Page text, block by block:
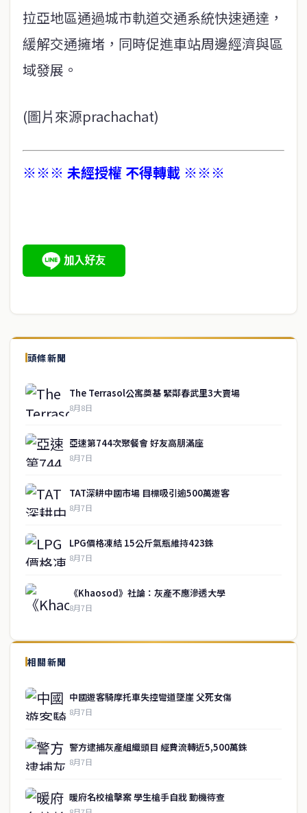
拉亞地區通過城市軌道交通系統快速通達，
緩解交通擁堵，同時促進車站周邊經濟與區
域發展。
(圖片來源prachachat)
※※※ 未經授權 不得轉載 ※※※
頭條新聞
The Terrasol公寓奠基 緊鄰春武里3大賣場
8月8日
亞速第744次聚餐會 好友高朋滿座
8月7日
TAT深耕中國市場 目標吸引逾500萬遊客
8月7日
LPG價格凍結 15公斤氣瓶維持423銖
8月7日
《Khaosod》社論：灰產不應滲透大學
8月7日
相關新聞
中國遊客騎摩托車失控彎道墜崖 父死女傷
8月7日
警方逮捕灰產組織頭目 經費流轉近5,500萬銖
8月7日
暖府名校槍擊案 學生槍手自戕 動機待查
泰國中文新聞（TCN）是一家總部設於曼谷的中文新聞媒體，致力於
報導泰國當地政治、經濟、華人社群與社會時事，為在泰華人讀者提
供即時、客觀、多元的中文新聞內容。
快速連結
即時
工商
service@thaichinesenews.com ↑ 回到頂端